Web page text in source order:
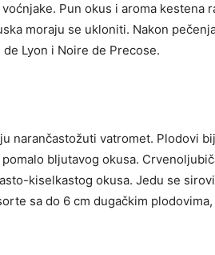
Pun okus i aroma kestena
moraju se ukloniti. Nakon
Lyon i Noire de Precose.
narančastožuti vatromet. Plodovi
bljutavog okusa.
kiselkastog okusa. Jedu se
sa do 6 cm dugačkim